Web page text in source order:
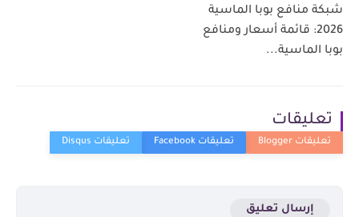
شبكة منافع بوبا الماسية
2026: قائمة أسعار ومنافع
بوبا الماسية...
تعليقات
إرسال تعليق